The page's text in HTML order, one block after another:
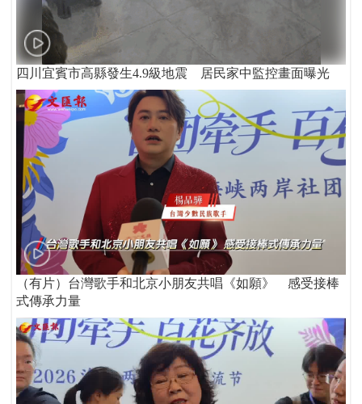
四川宜賓市高縣發生4.9級地震 居民家中監控畫面曝光
（有片）台灣歌手和北京小朋友共唱《如願》 感受接棒
式傳承力量